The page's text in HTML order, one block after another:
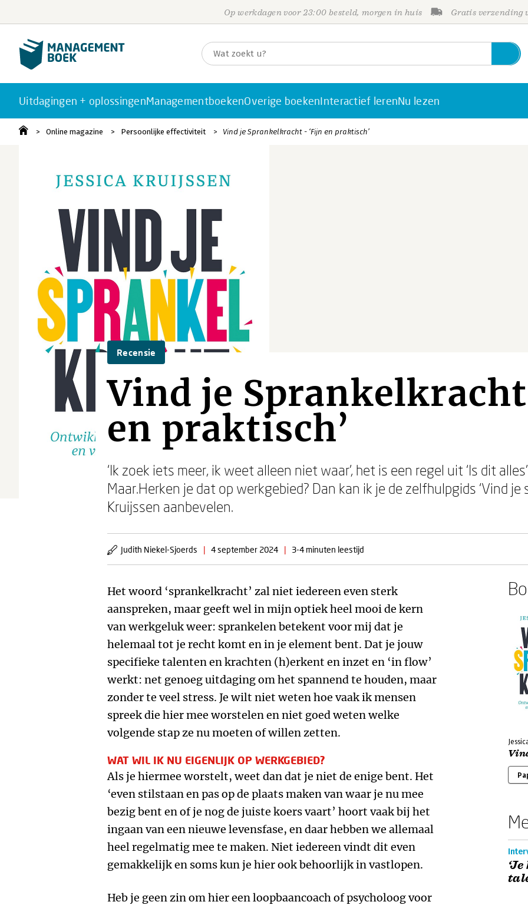
Op werkdagen voor 23:00 besteld, morgen in huis Gratis verzending
Uitdagingen + oplossingenManagementboekenOverige boekenInteractief lerenNu lezen
Online magazine Persoonlijke effectiviteit Vind je Sprankelkracht - ‘Fijn en praktisch’
Recensie
Vind je
en praktisch’
‘Ik zoek iets meer, ik weet alleen niet waar’, het is een regel uit ‘Is dit
Maar.Herken je dat op werkgebied? Dan kan ik je de zelfhulpgids ‘Vind je
Kruijssen aanbevelen.
Judith Niekel-Sjoerds | 4 september 2024 | 3-4 minuten leestijd
Het woord ‘sprankelkracht’ zal niet iedereen even sterk
aanspreken, maar geeft wel in mijn optiek heel mooi de kern
van werkgeluk weer: sprankelen betekent voor mij dat je
helemaal tot je recht komt en in je element bent. Dat je jouw
specifieke talenten en krachten (h)erkent en inzet en ‘in flow’
werkt: net genoeg uitdaging om het spannend te houden, maar
zonder te veel stress. Je wilt niet weten hoe vaak ik mensen
spreek die hier mee worstelen en niet goed weten welke
volgende stap ze nu moeten of willen zetten.
WAT WIL IK NU EIGENLIJK OP WERKGEBIED?
Als je hiermee worstelt, weet dan dat je niet de enige bent. Het
‘even stilstaan en pas op de plaats maken van waar je nu mee
bezig bent en of je nog de juiste koers vaart’ hoort vaak bij het
ingaan van een nieuwe levensfase, en daar hebben we allemaal
heel regelmatig mee te maken. Niet iedereen vindt dit even
gemakkelijk en soms kun je hier ook behoorlijk in vastlopen.
Heb je geen zin om hier een loopbaancoach of psycholoog voor